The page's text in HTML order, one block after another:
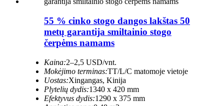
55 % cinko stogo dangos lakštas 50
metų garantija smiltainio stogo
čerpėms namams
Kaina:2–2,5 USD/vnt.
Mokėjimo terminas:TT/L/C matomoje vietoje
Uostas:Xingangas, Kinija
Plytelių dydis:1340 x 420 mm
Efektyvus dydis:1290 x 375 mm